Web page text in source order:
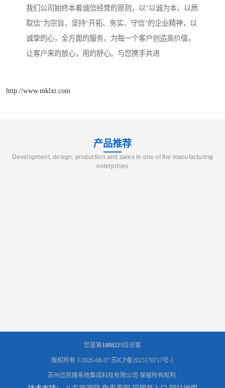
我们公司始终本着诚信经营的原则，以“以诚为本，以质
取信”为宗旨，坚持“开拓、务实、守信”的企业精神，以
诚挚的心，全方面的服务，为每一个客户创造高价值，
让客户来的放心，用的舒心。与您携手共进
http://www.mklxt.com
产品推荐
Development, design, production and sales in one of the manufacturing
enterprises
您是第1008225位访客
版权所有 ©2026-08-07 苏ICP备2025170717号-1
苏州迈凯隆系统集成科技有限公司 保留所有权利.